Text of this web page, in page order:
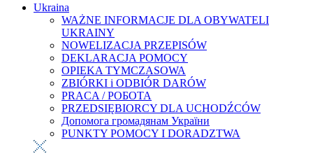
Ukraina
WAŻNE INFORMACJE DLA OBYWATELI
UKRAINY
NOWELIZACJA PRZEPISÓW
DEKLARACJA POMOCY
OPIEKA TYMCZASOWA
ZBIÓRKI i ODBIÓR DARÓW
PRACA / РОБОТА
PRZEDSIĘBIORCY DLA UCHODŹCÓW
Допомога громадянам України
PUNKTY POMOCY I DORADZTWA